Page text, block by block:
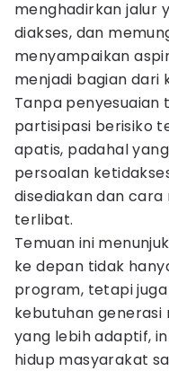
menghadirkan jalur
diakses, dan
menyampaikan
menjadi bagian dari
Tanpa
partisipasi berisiko
apatis, padahal
persoalan
disediakan dan
terlibat.
Temuan ini
ke depan tidak
program, tetapi
kebutuhan generasi
yang lebih adaptif,
hidup masyarakat